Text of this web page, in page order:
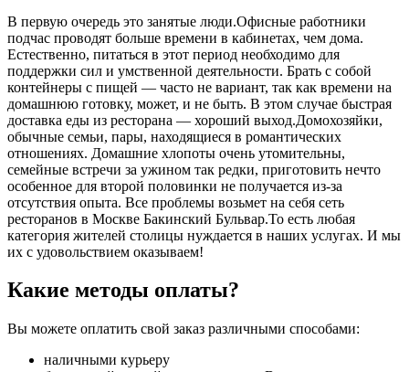
В первую очередь это занятые люди.Офисные работники
подчас проводят больше времени в кабинетах, чем дома.
Естественно, питаться в этот период необходимо для
поддержки сил и умственной деятельности. Брать с собой
контейнеры с пищей ― часто не вариант, так как времени на
домашнюю готовку, может, и не быть. В этом случае быстрая
доставка еды из ресторана ― хороший выход.Домохозяйки,
обычные семьи, пары, находящиеся в романтических
отношениях. Домашние хлопоты очень утомительны,
семейные встречи за ужином так редки, приготовить нечто
особенное для второй половинки не получается из-за
отсутствия опыта. Все проблемы возьмет на себя сеть
ресторанов в Москве Бакинский Бульвар.То есть любая
категория жителей столицы нуждается в наших услугах. И мы
их с удовольствием оказываем!
Какие методы оплаты?
Вы можете оплатить свой заказ различными способами:
наличными курьеру